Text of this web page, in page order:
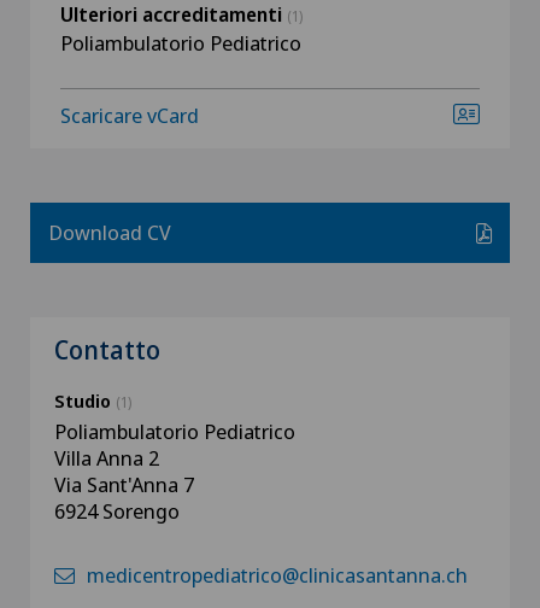
Ulteriori accreditamenti (1)
Poliambulatorio Pediatrico
Scaricare vCard
Download CV
Contatto
Studio (1)
Poliambulatorio Pediatrico
Villa Anna 2
Via Sant'Anna 7
6924 Sorengo
medicentropediatrico@clinicasantanna.ch